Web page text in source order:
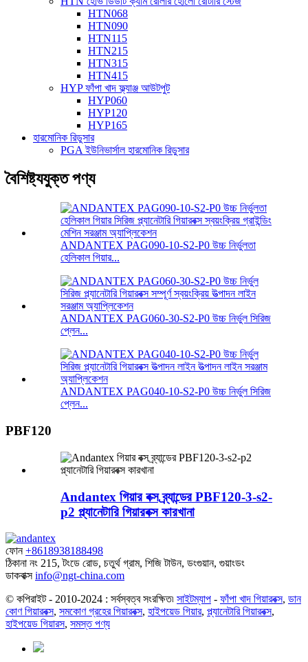
HTN068
HTN090
HTN115
HTN215
HTN315
HTN415
HYP ফাঁপা খাদ ফ্ল্যাঞ্জ আউটপুট
HYP060
HYP120
HYP165
হারমোনিক রিডুসার
PGA ইউনিভার্সাল হারমোনিক রিডুসার
বৈশিষ্ট্যযুক্ত পণ্য
ANDANTEX PAG090-10-S2-P0 উচ্চ নির্ভুলতা
হেলিকাল গিয়ার...
ANDANTEX PAG060-30-S2-P0 উচ্চ নির্ভুল সিরিজ
প্লেন...
ANDANTEX PAG040-10-S2-P0 উচ্চ নির্ভুল সিরিজ
প্লেন...
PBF120
Andantex গিয়ার বক্স ব্র্যান্ডের PBF120-3-s2-
p2 প্ল্যানেটারি গিয়ারবক্স কারখানা
ফোন +8618938188498
ঠিকানা নং 215, টংডে রোড, চতুর্থ গ্রাম, শিজি টাউন, ডংগুয়ান, গুয়াংডং
ডাকবাক্স info@ngt-china.com
© কপিরাইট - 2010-2024 : সর্বস্বত্ব সংরক্ষিত৷ সাইটম্যাপ - ফাঁপা খাদ গিয়ারবক্স, ডান
কোণ গিয়ারবক্স, সমকোণ গ্রহের গিয়ারবক্স, হাইপয়েড গিয়ার, প্ল্যানেটারি গিয়ারবক্স,
হাইপয়েড গিয়ারস, সমস্ত পণ্য